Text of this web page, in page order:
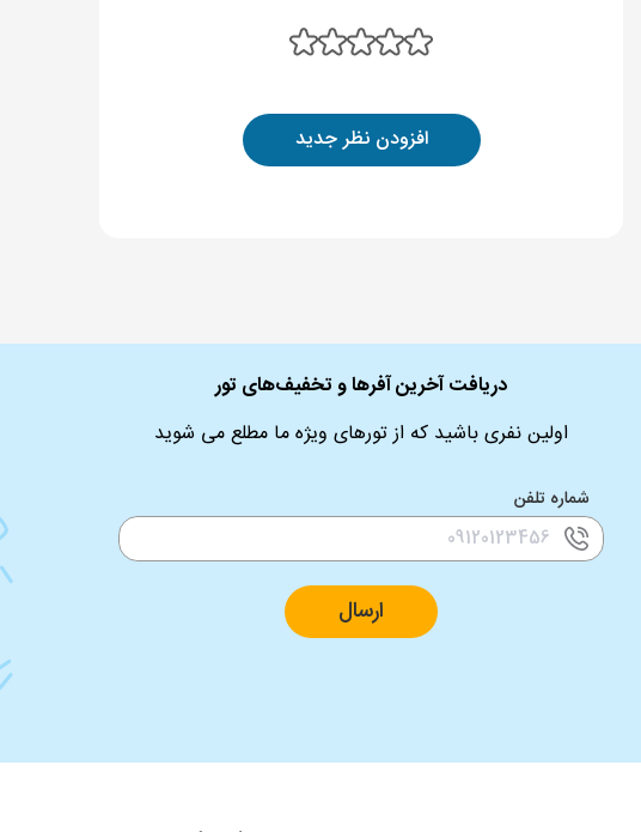
افزودن نظر جدید
دریافت آخرین آفرها و تخفیف‌های تور
اولین نفری باشید که از تورهای ویژه ما مطلع می شوید
شماره تلفن
ارسال